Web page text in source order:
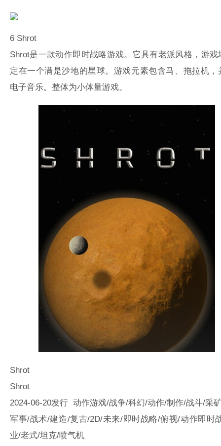
6 Shrot
Shrot是一款动作即时战略游戏。它具有老派风格，游戏
定在一个满是沙地的星球。游戏元素包含马、拖拉机，
电子音乐。整体为小体量游戏。
Shrot
Shrot
2024-06-20发行 动作游戏/战争/科幻/动作/制作/战斗/采
军事/战术/建造/复古/2D/未来/即时战略/俯视/动作即时
业/老式/坦克/喷气机